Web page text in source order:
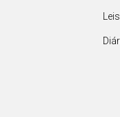
Leis